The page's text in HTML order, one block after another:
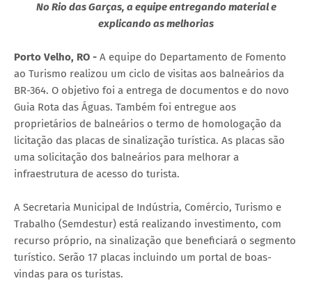
No Rio das Garças, a equipe entregando material e
explicando as melhorias
Porto Velho, RO - A equipe do Departamento de Fomento
ao Turismo realizou​ ​um ciclo de visitas aos balneários da
BR​-​364. O objetivo foi a entrega de documentos e do novo
Guia Rota das Águas. Também foi entregue aos
proprietários de balneários o termo de homologação da
licitação das placas de sinalização turística. As placas são
uma solicitação dos balneários para melhorar a
infraestrutura de acesso do turista.
A Secretaria Municipal de Indústria, Comércio, Turismo e
Trabalho (Semdestur) está realizando investimento, com
recurso próprio, na sinalização que beneficiará o segmento
turístico. Serão 17 placas incluindo um portal de boas​-​
vindas para os turistas.